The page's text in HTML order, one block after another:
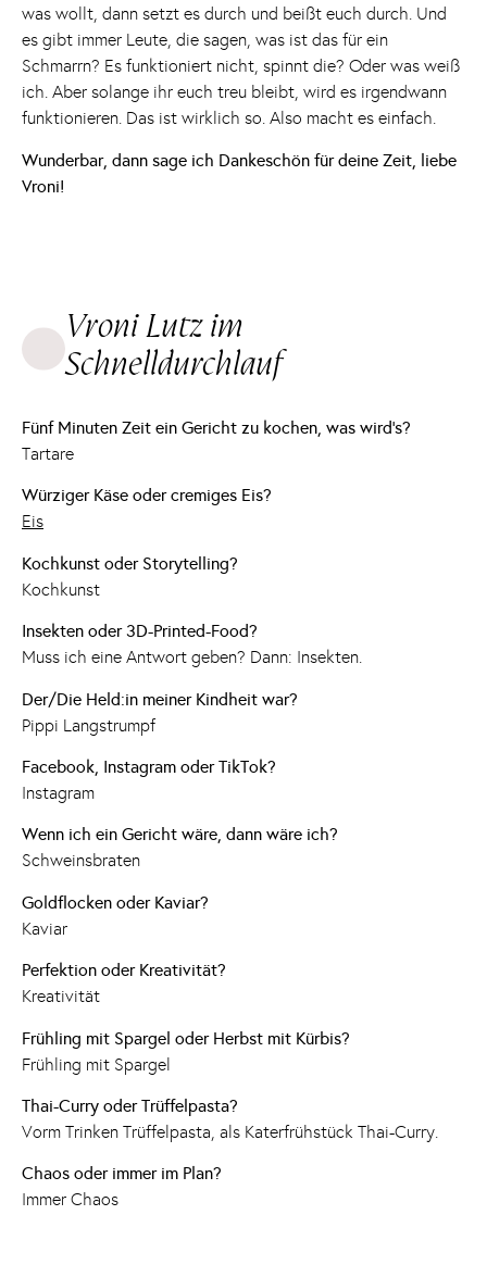
was wollt, dann setzt es durch und beißt euch durch. Und
es gibt immer Leute, die sagen, was ist das für ein
Schmarrn? Es funktioniert nicht, spinnt die? Oder was weiß
ich. Aber solange ihr euch treu bleibt, wird es irgendwann
funktionieren. Das ist wirklich so. Also macht es einfach.
Wunderbar, dann sage ich Dankeschön für deine Zeit, liebe
Vroni!
Vroni Lutz im
Schnelldurchlauf
Fünf Minuten Zeit ein Gericht zu kochen, was wird's?
Tartare
Würziger Käse oder cremiges Eis?
Eis
Kochkunst oder Storytelling?
Kochkunst
Insekten oder 3D-Printed-Food?
Muss ich eine Antwort geben? Dann: Insekten.
Der/Die Held:in meiner Kindheit war?
Pippi Langstrumpf
Facebook, Instagram oder TikTok?
Instagram
Wenn ich ein Gericht wäre, dann wäre ich?
Schweinsbraten
Goldflocken oder Kaviar?
Kaviar
Perfektion oder Kreativität?
Kreativität
Frühling mit Spargel oder Herbst mit Kürbis?
Frühling mit Spargel
Thai-Curry oder Trüffelpasta?
Vorm Trinken Trüffelpasta, als Katerfrühstück Thai-Curry.
Chaos oder immer im Plan?
Immer Chaos